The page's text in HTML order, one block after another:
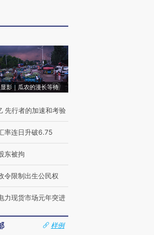
显影｜瓜农的漫长等待
先行者的加速和考验
率连日升破6.75
东被拘
令限制出生公民权
力现货市场元年突进
样例